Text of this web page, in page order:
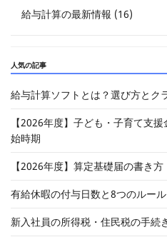
給与計算の最新情報 (16)
人気の記事
給与計算ソフトとは？選び方とク
【2026年度】子ども・子育て支
始時期
【2026年度】算定基礎届の書き
有給休暇の付与日数と8つのルー
新入社員の所得税・住民税の手続